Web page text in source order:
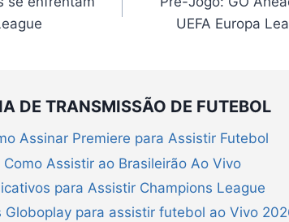
UEFA Europa
DE TRANSMISSÃO DE FUTEBOL
Assinar Premiere para Assistir Futebol
Como Assistir ao Brasileirão Ao Vivo
para Assistir Champions League
Globoplay para assistir futebol ao Vivo